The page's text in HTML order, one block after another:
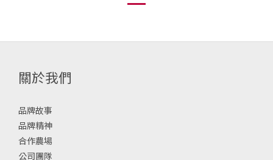
關於我們
品牌故事
品牌精神
合作農場
公司團隊